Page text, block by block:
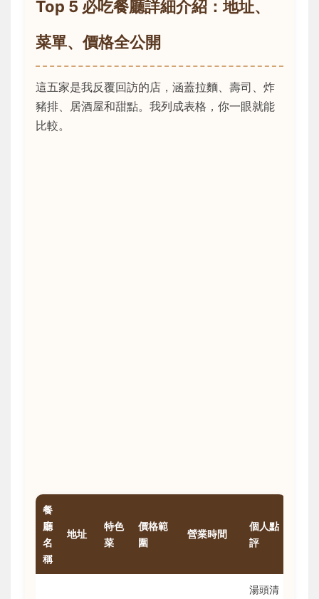
Top 5 必吃餐廳詳細介紹：地址、
菜單、價格全公開
這五家是我反覆回訪的店，涵蓋拉麵、壽司、炸
豬排、居酒屋和甜點。我列成表格，你一眼就能
比較。
餐
廳
名
稱
地址
特色
菜
價格範
圍
營業時間
個人點
評
湯頭清